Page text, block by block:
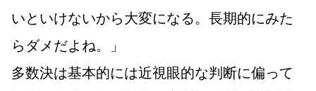
いといけないから大変になる。長期的にみた
らダメだよね。」
多数決は基本的には近視眼的な判断に偏って